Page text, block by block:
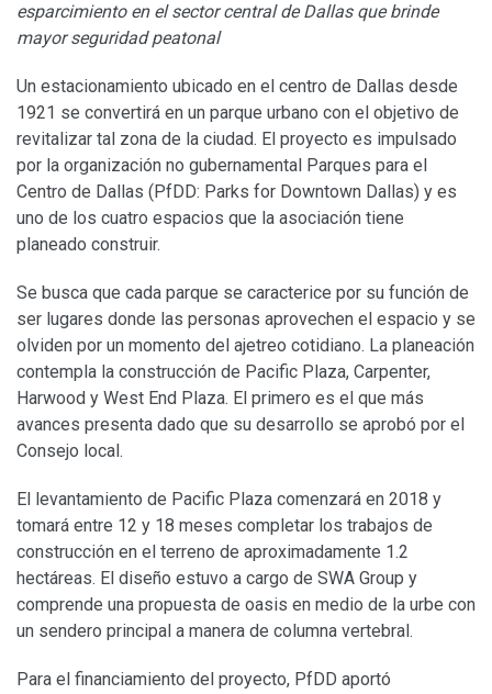
esparcimiento en el sector central de Dallas que brinde
mayor seguridad peatonal
Un estacionamiento ubicado en el centro de Dallas desde
1921 se convertirá en un parque urbano con el objetivo de
revitalizar tal zona de la ciudad. El proyecto es impulsado
por la organización no gubernamental Parques para el
Centro de Dallas (PfDD: Parks for Downtown Dallas) y es
uno de los cuatro espacios que la asociación tiene
planeado construir.
Se busca que cada parque se caracterice por su función de
ser lugares donde las personas aprovechen el espacio y se
olviden por un momento del ajetreo cotidiano. La planeación
contempla la construcción de Pacific Plaza, Carpenter,
Harwood y West End Plaza. El primero es el que más
avances presenta dado que su desarrollo se aprobó por el
Consejo local.
El levantamiento de Pacific Plaza comenzará en 2018 y
tomará entre 12 y 18 meses completar los trabajos de
construcción en el terreno de aproximadamente 1.2
hectáreas. El diseño estuvo a cargo de SWA Group y
comprende una propuesta de oasis en medio de la urbe con
un sendero principal a manera de columna vertebral.
Para el financiamiento del proyecto, PfDD aportó